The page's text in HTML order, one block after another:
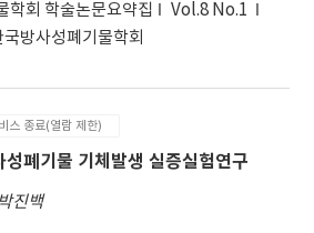
기물 포장드럼 및 기본 처분단위를
로 수행된 핀란드의 기체 발생 실험
로 판단된다.
학회 학술논문요약집
Vol.8 No.1
국방사성폐기물학회
스 종료(열람 제한)
성폐기물 기체발생 실증실험연구
박진백